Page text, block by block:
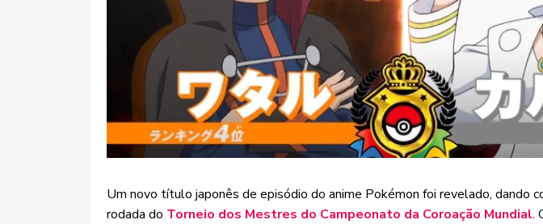
Um novo título japonês de episódio do anime Pokémon foi revelado, dando
rodada do Torneio dos Mestres do Campeonato da Coroação Mundial.